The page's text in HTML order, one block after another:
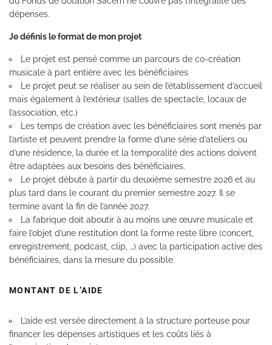
dépenses.
Je définis le format de mon projet
Le projet est pensé comme un parcours de co-création
musicale à part entière avec les bénéficiaires
Le projet peut se réaliser au sein de l’établissement d’accueil
mais également à l’extérieur (salles de spectacle, locaux de
l’association, etc.)
Les temps de création avec les bénéficiaires sont menés par
l’artiste et peuvent prendre la forme d’une série d’ateliers ou
d’une résidence, la durée et la temporalité des actions doivent
être adaptées aux besoins des bénéficiaires.
Le projet débute à partir du deuxième semestre 2026 et au
plus tard dans le courant du premier semestre 2027. Il se
termine avant la fin de l’année 2027.
La fabrique doit aboutir à au moins une œuvre musicale et
faire l’objet d’une restitution dont la forme reste libre (concert,
enregistrement, podcast, clip, …) avec la participation active des
bénéficiaires, dans la mesure du possible.
MONTANT DE L’AIDE
L’aide est versée directement à la structure porteuse pour
financer les dépenses artistiques et les coûts liés à